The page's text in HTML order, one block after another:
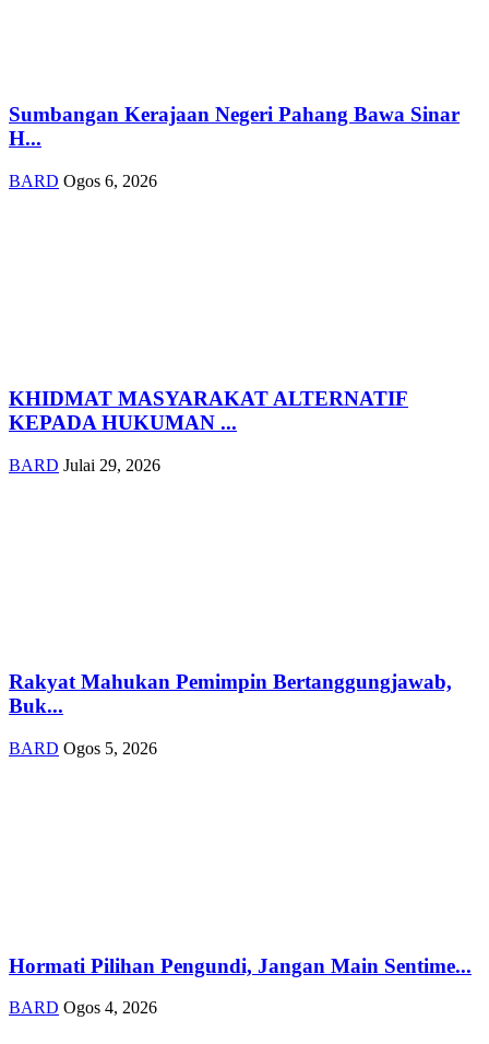
Sumbangan Kerajaan Negeri Pahang Bawa Sinar
H...
BARD Ogos 6, 2026
KHIDMAT MASYARAKAT ALTERNATIF
KEPADA HUKUMAN ...
BARD Julai 29, 2026
Rakyat Mahukan Pemimpin Bertanggungjawab,
Buk...
BARD Ogos 5, 2026
Hormati Pilihan Pengundi, Jangan Main Sentime...
BARD Ogos 4, 2026